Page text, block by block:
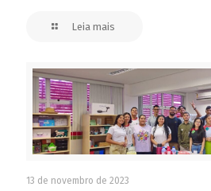
Leia mais
13 de novembro de 2023